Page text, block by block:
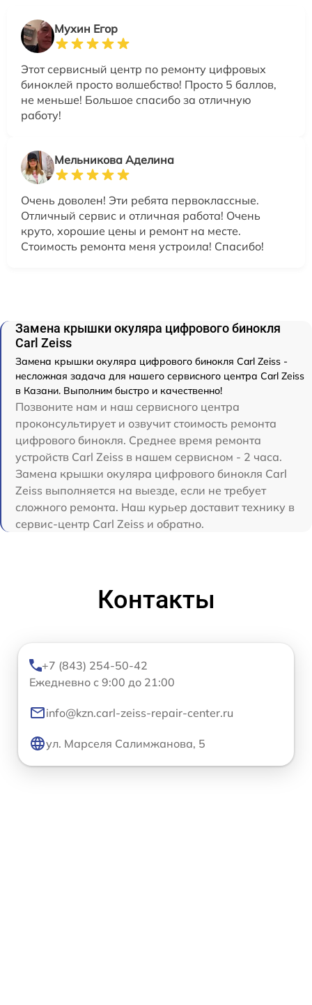
Мухин Егор
Этот сервисный центр по ремонту цифровых
биноклей просто волшебство! Просто 5 баллов,
не меньше! Большое спасибо за отличную
работу!
Мельникова Аделина
Очень доволен! Эти ребята первоклассные.
Отличный сервис и отличная работа! Очень
круто, хорошие цены и ремонт на месте.
Стоимость ремонта меня устроила! Спасибо!
Замена крышки окуляра цифрового бинокля
Carl Zeiss
Замена крышки окуляра цифрового бинокля Carl Zeiss -
несложная задача для нашего сервисного центра Carl Zeiss
в Казани. Выполним быстро и качественно!
Позвоните нам и наш сервисного центра
проконсультирует и озвучит стоимость ремонта
цифрового бинокля. Среднее время ремонта
устройств Carl Zeiss в нашем сервисном - 2 часа.
Замена крышки окуляра цифрового бинокля Carl
Zeiss выполняется на выезде, если не требует
сложного ремонта. Наш курьер доставит технику в
сервис-центр Carl Zeiss и обратно.
Контакты
+7 (843) 254-50-42
Ежедневно с 9:00 до 21:00
info@kzn.carl-zeiss-repair-center.ru
ул. Марселя Салимжанова, 5